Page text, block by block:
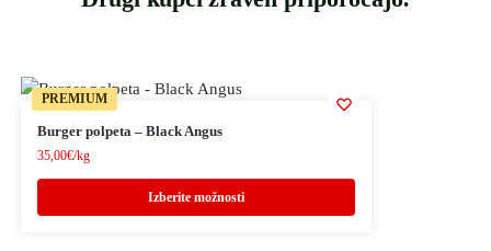
PREMIUM
Burger polpeta – Black Angus
35,00€/kg
Izberite možnosti